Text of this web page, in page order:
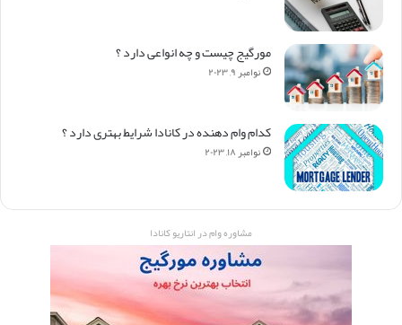
مورگیج چیست و چه انواعی دارد ؟
نوامبر ۹, ۲۰۲۳
کدام وام دهنده در کانادا شرایط بهتری دارد ؟
نوامبر ۱۸, ۲۰۲۳
مشاوره وام در انتاریو کانادا